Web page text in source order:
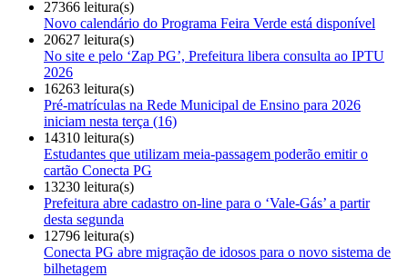
27366 leitura(s)
Novo calendário do Programa Feira Verde está disponível
20627 leitura(s)
No site e pelo ‘Zap PG’, Prefeitura libera consulta ao IPTU
2026
16263 leitura(s)
Pré-matrículas na Rede Municipal de Ensino para 2026
iniciam nesta terça (16)
14310 leitura(s)
Estudantes que utilizam meia-passagem poderão emitir o
cartão Conecta PG
13230 leitura(s)
Prefeitura abre cadastro on-line para o ‘Vale-Gás’ a partir
desta segunda
12796 leitura(s)
Conecta PG abre migração de idosos para o novo sistema de
bilhetagem